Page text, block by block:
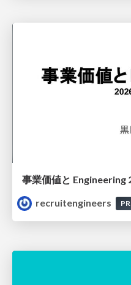
事業価値と Engineering
recruitengineers